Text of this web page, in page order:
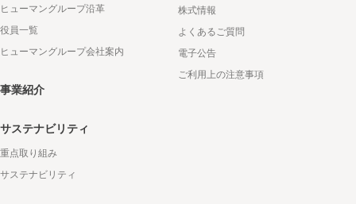
ヒューマングループ沿革
役員一覧
ヒューマングループ会社案内
事業紹介
サステナビリティ
重点取り組み
サステナビリティ
株式情報
よくあるご質問
電子公告
ご利用上の注意事項